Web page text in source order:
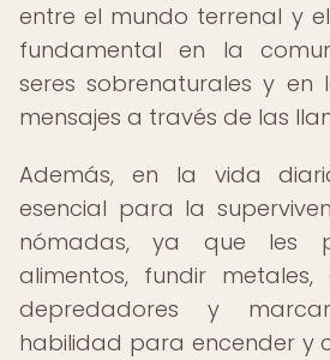
entre el mundo terrenal y
fundamental en la
seres sobrenaturales y en
mensajes a través de las
Además, en la vida
esencial para la
nómadas, ya que les
alimentos, fundir
depredadores y
habilidad para encender y